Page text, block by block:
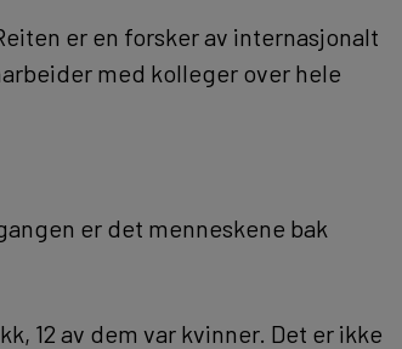
er en forsker av internasjonalt
med kolleger over hele
er det menneskene bak
12 av dem var kvinner. Det er ikke